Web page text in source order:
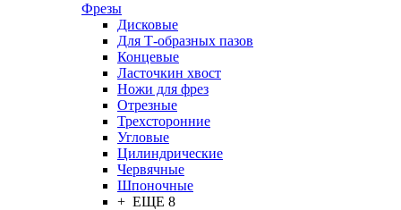
Фрезы
Дисковые
Для Т-образных пазов
Концевые
Ласточкин хвост
Ножи для фрез
Отрезные
Трехсторонние
Угловые
Цилиндрические
Червячные
Шпоночные
+ ЕЩЕ 8